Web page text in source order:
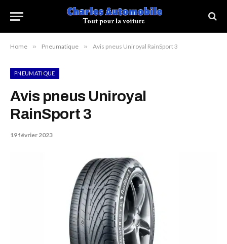
Home » Pneumatique » Avis pneus Uniroyal RainSport 3
PNEUMATIQUE
Avis pneus Uniroyal
RainSport 3
19 février 2023